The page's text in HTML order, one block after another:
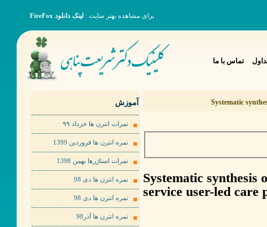
برای مشاهده بهتر سایت : لینک دانلود FireFox
تماس با ما
Systematic
Systematic
service user-led care
آموزش
نمرات انترن ها خرداد ٩٩
نمره انترن ها فروردین 1399
نمرات استاژرها بهمن 1398
نمره انترن ها دی 98
نمره انترن ها دی 98
نمره انترن ها آذر98